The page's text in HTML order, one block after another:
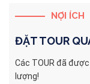
NỢI ÍCH
ĐẶT TOUR
Các TOUR đã được
lượng!